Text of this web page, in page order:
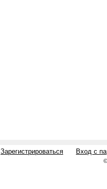
Зарегистрироваться Вход с